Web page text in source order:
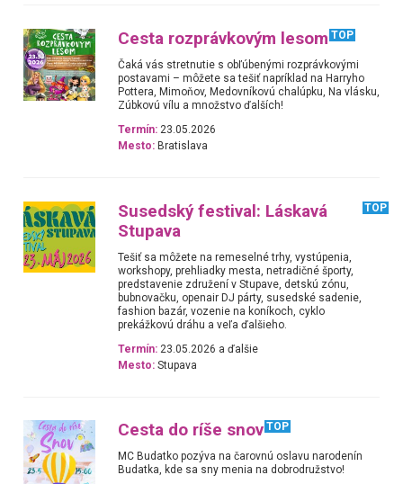
Cesta rozprávkovým lesom TOP
Čaká vás stretnutie s obľúbenými rozprávkovými
postavami – môžete sa tešiť napríklad na Harryho
Pottera, Mimoňov, Medovníkovú chalúpku, Na vlásku,
Zúbkovú vílu a množstvo ďalších!
Termín: 23.05.2026
Mesto: Bratislava
Susedský festival: Láskavá
Stupava
TOP
Tešiť sa môžete na remeselné trhy, vystúpenia,
workshopy, prehliadky mesta, netradičné športy,
predstavenie združení v Stupave, detskú zónu,
bubnovačku, openair DJ párty, susedské sadenie,
fashion bazár, vozenie na koníkoch, cyklo
prekážkovú dráhu a veľa ďalšieho.
Termín: 23.05.2026 a ďalšie
Mesto: Stupava
Cesta do ríše snov TOP
MC Budatko pozýva na čarovnú oslavu narodenín
Budatka, kde sa sny menia na dobrodružstvo!